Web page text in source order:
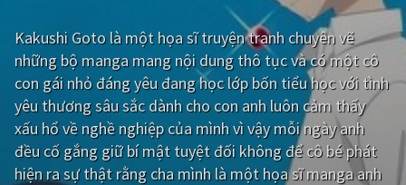
Nhạc kịch
Kinh dị Tội phạm - Hình sự
Phiêu lưu Hài hước
Viễn tưởng Khoa học - Tài liệu
Hoạt hình Thể thao
Kakushi Goto là một họa sĩ truyện tranh chuyên vẽ
những bộ manga mang nội dung thô tục và có một cô
con gái nhỏ đáng yêu đang học lớp bốn tiểu học với tình
yêu thương sâu sắc dành cho con anh luôn cảm thấy
xấu hổ về nghề nghiệp của mình vì vậy mỗi ngày anh
đều cố gắng giữ bí mật tuyệt đối không để cô bé phát
hiện ra sự thật rằng cha mình là một họa sĩ manga anh